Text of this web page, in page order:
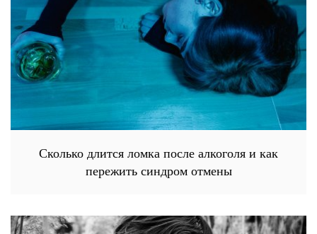
Сколько длится ломка после алкоголя и как
пережить синдром отмены